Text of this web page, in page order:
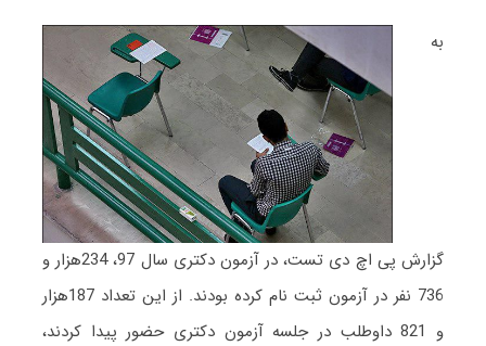
به
گزارش پی اچ دی تست، در آزمون دکتری سال 97،
234هزار و
736 نفر در آزمون ثبت نام کرده بودند. از این تعداد
187هزار
و 821 داوطلب در جلسه آزمون دکتری حضور پیدا کردند،